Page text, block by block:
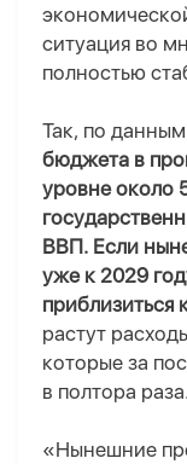
ситуация во
полностью
Так, по
бюджета в
уровне около
ВВП. Если
уже к 2029
приблизиться
растут
которые за
в полтора раза.
«Нынешние